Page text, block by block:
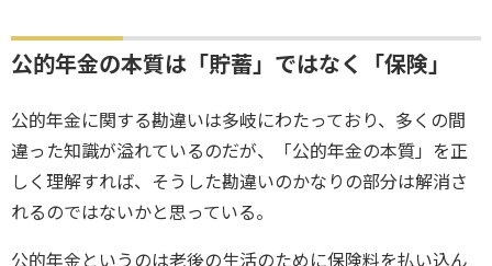
公的年金の本質は「貯蓄」ではなく「保険」
公的年金に関する勘違いは多岐にわたっており、多くの間
違った知識が溢れているのだが、「公的年金の本質」を正
しく理解すれば、そうした勘違いのかなりの部分は解消さ
れるのではないかと思っている。
公的年金というのは老後の生活のために保険料を払い込ん